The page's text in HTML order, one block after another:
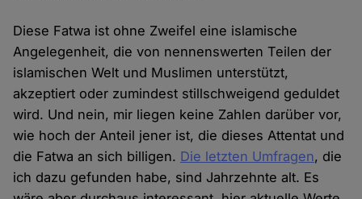
Diese Fatwa ist ohne Zweifel eine islamische
Angelegenheit, die von nennenswerten Teilen der
islamischen Welt und Muslimen unterstützt,
akzeptiert oder zumindest stillschweigend geduldet
wird. Und nein, mir liegen keine Zahlen darüber vor,
wie hoch der Anteil jener ist, die dieses Attentat und
die Fatwa an sich billigen. Die letzten Umfragen, die
ich dazu gefunden habe, sind Jahrzehnte alt. Es